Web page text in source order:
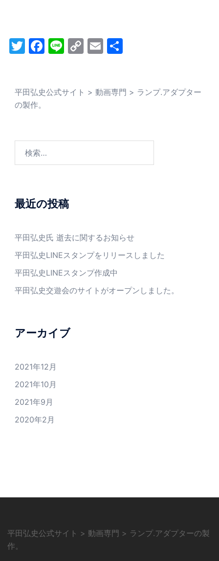
Twitter
Facebook
LineCopyEmail
平田弘史公式サイト > 動画専門 > ランプ.アダプター
の製作。
最近の投稿
平田弘史氏 逝去に関するお知らせ
平田弘史LINEスタンプをリリースしました
平田弘史LINEスタンプ作成中
平田弘史交遊会のサイトがオープンしました。
アーカイブ
2021年12月
2021年10月
2021年9月
2020年2月
平田弘史公式サイト > 動画専門 > ランプ.アダプターの製
作。